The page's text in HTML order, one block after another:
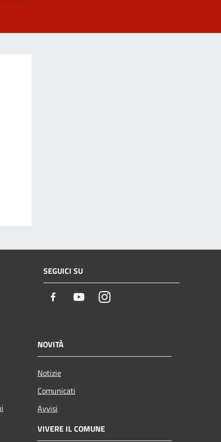
SEGUICI SU
Facebook YoutubeInstagram
NOVITÀ
Notizie
Comunicati
Avvisi
VIVERE IL COMUNE